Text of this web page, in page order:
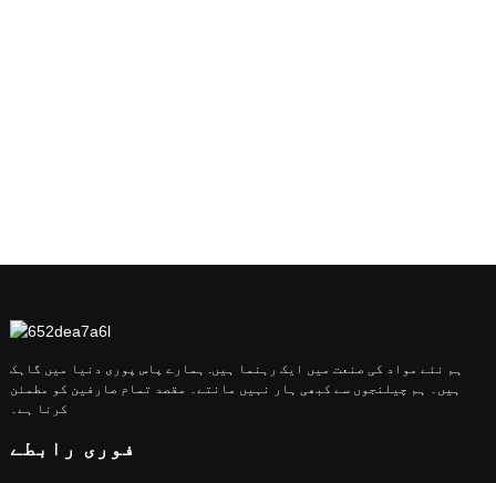
ہم نئے مواد کی صنعت میں ایک رہنما ہیں. ہمارے پاس پوری دنیا میں گاہک
ہیں۔ ہم چیلنجوں سے کبھی ہار نہیں مانتے۔ مقصد تمام صارفین کو مطمئن
کرنا ہے۔
فوری رابطے